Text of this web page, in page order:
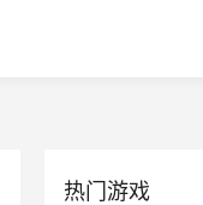
热门游戏